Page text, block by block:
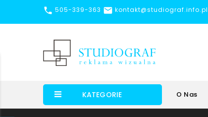
 505-339-363  kontakt@studiograf.info.pl
KATEGORIE O Nas